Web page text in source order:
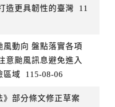
造更具韌性的臺灣
11
動向 盤點落實各項
意颱風訊息避免進入
區域
115-08-06
》部分條文修正草案